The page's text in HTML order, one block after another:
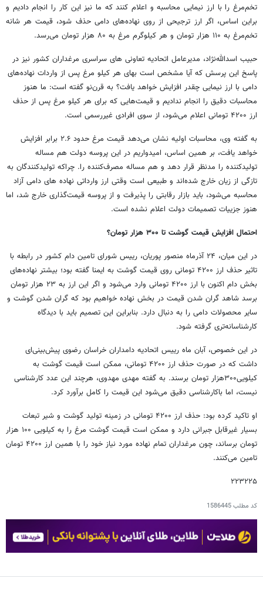
تخم‌مرغ را با ارز نیمایی محاسبه و اعلام کنند که ما نیز این کار را انجام دادیم و
براین اساس، اگر ارز ترجیحی از روی نهاده‌های دامی حذف شود، قیمت هر شانه
تخم‌مرغ به ۱۱۰ هزار تومان و هر کیلوگرم مرغ به ۸۰ هزار تومان می‌رسد.
حبیب اسدالله‌نژاد، مدیرعامل اتحادیه تعاونی های سراسری مرغداران کشور نیز در
پاسخ این پرسش که آیا مشخص است بهای هر کیلو مرغ پس از واردات نهاده‌های
دامی با ارز نیمایی چقدر افزایش خواهد یافت؟ به قرن‌نو گفته است: ما هنوز
محاسبات دقیق را انجام ندادیم و قیمت‌هایی که برای هر کیلو مرغ پس از حذف
ارز ۴۲۰۰ تومانی اعلام می‌شود، از سوی افرادی غیررسمی است.
به گفته وی، محاسبات اولیه نشان می‌دهد قیمت مرغ حدود ۲.۶ برابر افزایش
خواهد یافت، بر همین اساس، امیدواریم در این پروسه دولت هم مساله
تولیدکننده را مدنظر قرار دهد و هم مساله مصرف‌کننده را. چراکه تولیدکنندگان به
تازگی از زیان خارج شده‌اند و طبیعی است وقتی ارز وارداتی نهاده های دامی آزاد
محاسبه می‌شود، باید بازار رقابتی را پذیرفت و از پروسه قیمت‌گذاری خارج شد، اما
هنوز جزییات تصمیمات دولت اعلام نشده است.
احتمال افزایش قیمت گوشت تا ۳۰۰ هزار تومان؟
در این میان، ۲۴ آذرماه منصور پوریان، رییس شورای تامین دام کشور در رابطه با
تاثیر حذف ارز ۴۲۰۰ تومانی روی قیمت گوشت به ایمنا گفته بود؛ بیشتر نهاده‌های
بخش دام اکنون با ارز ۴۲۰۰ تومانی وارد می‌شود و اگر این ارز به ۲۳ هزار تومان
برسد شاهد گران شدن قیمت در بخش نهاده خواهیم بود که گران شدن گوشت و
سایر محصولات دامی را به دنبال دارد. بنابراین این تصمیم باید با دیدگاه
کارشناسانه‌تری گرفته شود.
در این خصوص، آبان ماه رییس اتحادیه دامداران خراسان رضوی پیش‌بینی‌ای
داشت که در صورت حذف ارز ۴۲۰۰ تومانی، ممکن است قیمت گوشت به
کیلویی۳۰۰هزار تومان برسند. به گفته مهدی مهدوی، هرچند این عدد کارشناسی
نیست، اما باکارشناسی دقیق می‌شود این قیمت را کامل برآورد کرد.
او تاکید کرده بود: حذف ارز ۴۲۰۰ تومانی در زمینه تولید گوشت و شیر تبعات
بسیار غیرقابل جبرانی دارد و ممکن است قیمت گوشت مرغ را به کیلویی ۱۰۰ هزار
تومان برساند، چون‌ مرغداران تمام‌ نهاده‌ مورد نیاز خود را با همین ارز ۴۲۰۰ تومان
تامین می‌کنند.
۲۲۳۲۲۵
کد مطلب1586445